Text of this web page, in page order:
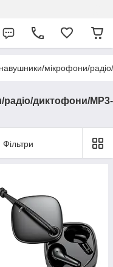
мікрофони/
диктофони/MP3-
Фільтри